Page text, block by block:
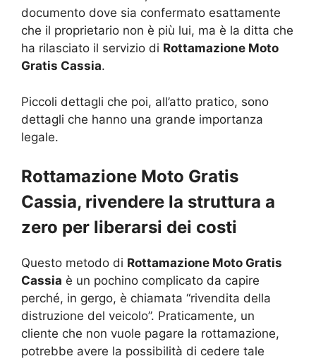
documento dove sia confermato esattamente
che il proprietario non è più lui, ma è la ditta che
ha rilasciato il servizio di Rottamazione Moto
Gratis Cassia.
Piccoli dettagli che poi, all’atto pratico, sono
dettagli che hanno una grande importanza
legale.
Rottamazione Moto Gratis
Cassia, rivendere la struttura a
zero per liberarsi dei costi
Questo metodo di Rottamazione Moto Gratis
Cassia è un pochino complicato da capire
perché, in gergo, è chiamata “rivendita della
distruzione del veicolo”. Praticamente, un
cliente che non vuole pagare la rottamazione,
potrebbe avere la possibilità di cedere tale